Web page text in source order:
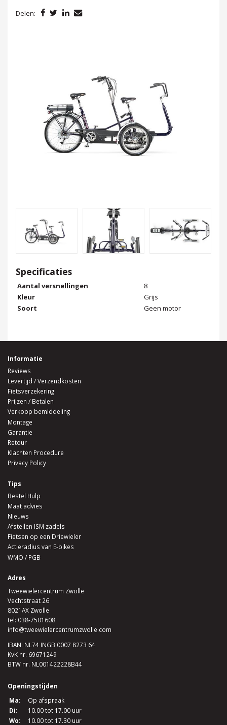
Delen:
Specificaties
Aantal versnellingen
8
Kleur
Grijs
Soort
Geen motor
Informatie
Reviews
Levertijd / Verzendkosten
Fietsverzekering
Prijzen / Betalen
Verkoop bemiddeling
Montage
Garantie
Retour
Klachten Procedure
Privacy Policy
Tips
Bestel Hulp
Maat advies
Nieuws
Afstellen ISM zadels
Fietsen op een Driewieler
Actieradius van E-bikes
WMO / PGB
Adres
Tweewielercentrum Zwolle
Vechtstraat 26
8021AX Zwolle
tel: 038-7501608
info@tweewielercentrumzwolle.com
IBAN: NL74 INGB 0007 8273 64
KvK nr. 69671249
BTW nr. NL001422228B44
Openingstijden
Ma:
Op afspraak
Di:
10.00 tot 17.00 uur
Wo:
10.00 tot 17.30 uur